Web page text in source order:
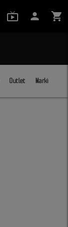
live_tv_24
person shopping_cart
Outlet Marki